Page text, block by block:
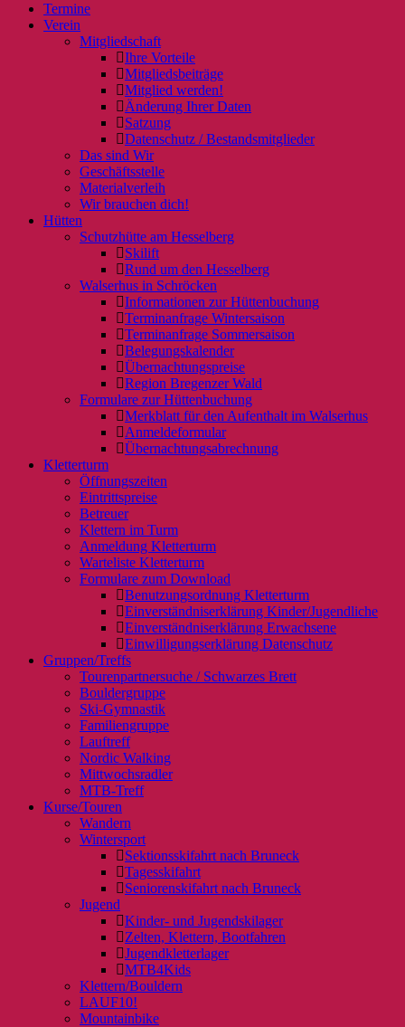
Termine
Verein
Mitgliedschaft
Ihre Vorteile
Mitgliedsbeiträge
Mitglied werden!
Änderung Ihrer Daten
Satzung
Datenschutz / Bestandsmitglieder
Das sind Wir
Geschäftsstelle
Materialverleih
Wir brauchen dich!
Hütten
Schutzhütte am Hesselberg
Skilift
Rund um den Hesselberg
Walserhus in Schröcken
Informationen zur Hüttenbuchung
Terminanfrage Wintersaison
Terminanfrage Sommersaison
Belegungskalender
Übernachtungspreise
Region Bregenzer Wald
Formulare zur Hüttenbuchung
Merkblatt für den Aufenthalt im Walserhus
Anmeldeformular
Übernachtungsabrechnung
Kletterturm
Öffnungszeiten
Eintrittspreise
Betreuer
Klettern im Turm
Anmeldung Kletterturm
Warteliste Kletterturm
Formulare zum Download
Benutzungsordnung Kletterturm
Einverständniserklärung Kinder/Jugendliche
Einverständniserklärung Erwachsene
Einwilligungserklärung Datenschutz
Gruppen/Treffs
Tourenpartnersuche / Schwarzes Brett
Bouldergruppe
Ski-Gymnastik
Familiengruppe
Lauftreff
Nordic Walking
Mittwochsradler
MTB-Treff
Kurse/Touren
Wandern
Wintersport
Sektionsskifahrt nach Bruneck
Tagesskifahrt
Seniorenskifahrt nach Bruneck
Jugend
Kinder- und Jugendskilager
Zelten, Klettern, Bootfahren
Jugendkletterlager
MTB4Kids
Klettern/Bouldern
LAUF10!
Mountainbike